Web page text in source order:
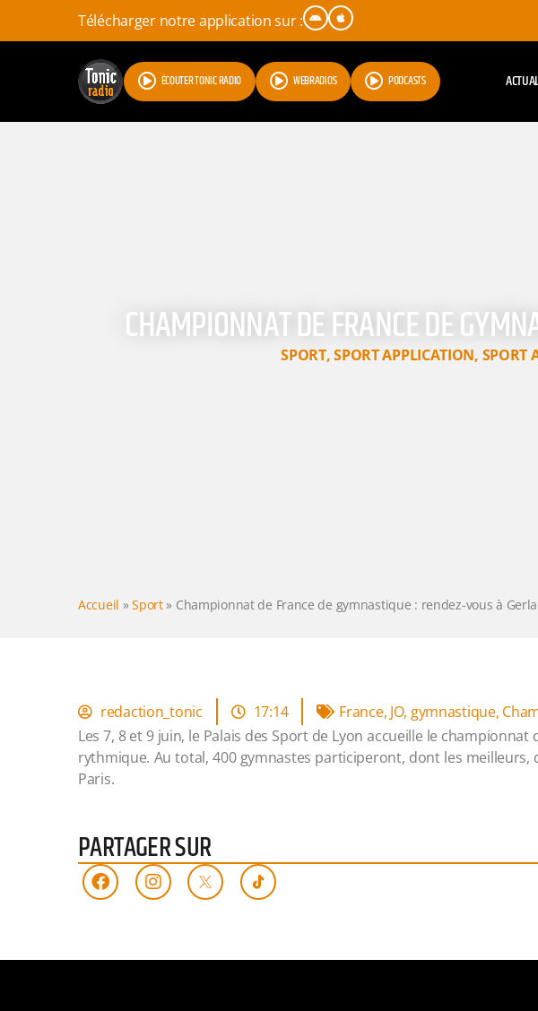
Télécharger notre application sur :
ÉCOUTER TONIC RADIO WEBRADIOS PODCASTS
CHAMPIONNAT DE FRANCE DE
SPORT,SPORT APPLICATION, SPORT
Accueil »Sport» Championnat de France de gymnastique : rendez-vous à
redaction_tonic 17:14 France, JO, gymnastique,
Les 7, 8 et 9 juin, le Palais des Sport de Lyon accueille le
rythmique. Au total, 400 gymnastes participeront, dont les meilleurs,
Paris.
PARTAGER SUR